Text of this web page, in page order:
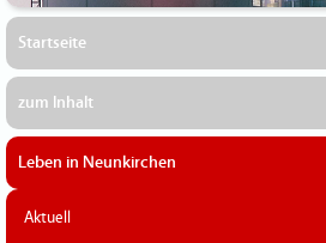
Startseite
zum Inhalt
Leben in Neunkirchen
Aktuell